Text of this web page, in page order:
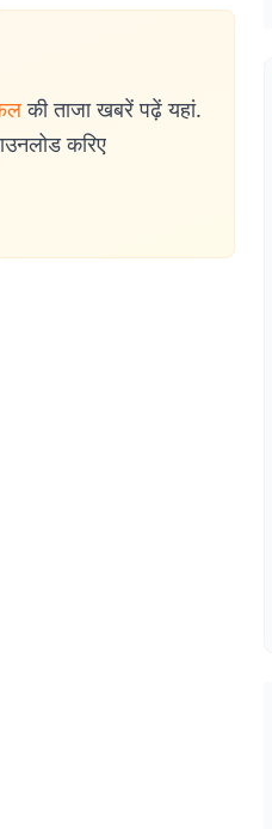
की ताजा खबरें पढ़ें यहां.
करिए